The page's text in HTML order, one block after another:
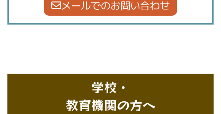
メールでのお問い合わせ
学校・
教育機関の方へ